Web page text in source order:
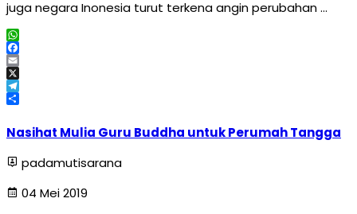
juga negara Inonesia turut terkena angin perubahan …
WhatsApp
Facebook
Email
X
Telegram
Nasihat Mulia Guru Buddha untuk Perumah Tangga
padamutisarana
04 Mei 2019